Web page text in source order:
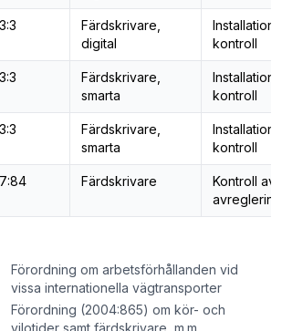
Färdskrivare,
digital
kontroll
Färdskrivare,
smarta
kontroll
Färdskrivare,
smarta
kontroll
Färdskrivare
Kontroll av
Förordning om arbetsförhållanden vid
vissa internationella vägtransporter
Förordning (2004:865) om kör- och
vilotider samt färdskrivare, m.m.